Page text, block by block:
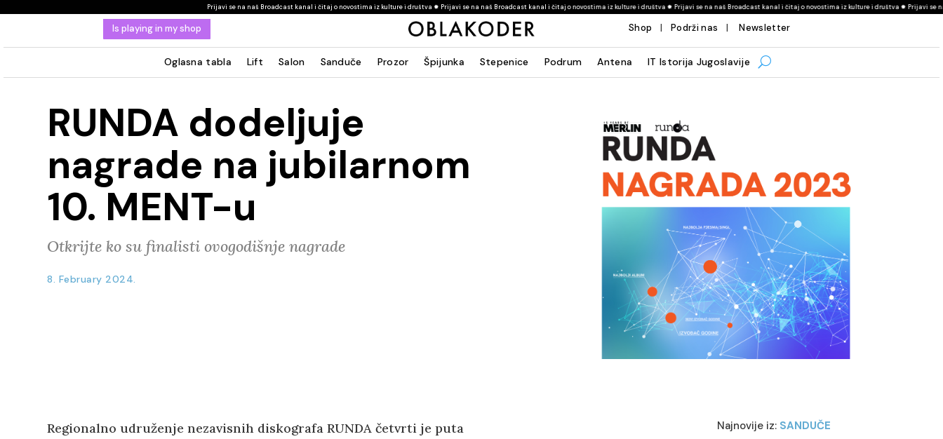
Prijavi se na naš Broadcast kanal i čitaj o novostima iz kulture i društva ✹ Prijavi se na naš Broadcast kanal i čitaj o novostima iz kulture i društva ✹ Prijavi se na naš Broadcast kanal i čitaj o novostima iz kulture i društva ✹ Prijavi se na naš
Is playing in my shop Shop |Podrži nas | Newsletter
Oglasna tabla Lift Salon Sanduče Prozor Špijunka Stepenice Podrum Antena IT Istorija Jugoslavije
RUNDA dodeljuje
nagrade na jubilarnom
10. MENT-u
Otkrijte ko su finalisti ovogodišnje nagrade
8. February 2024.
Regionalno udruženje nezavisnih diskografa RUNDA četvrti je puta
Najnovije iz: SANDUČE